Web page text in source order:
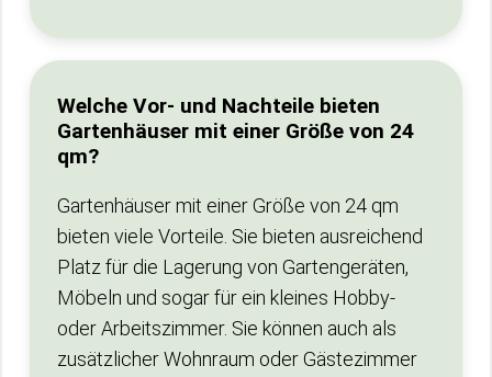
Welche Vor- und Nachteile bieten
Gartenhäuser mit einer Größe von 24
qm?
Gartenhäuser mit einer Größe von 24 qm
bieten viele Vorteile. Sie bieten ausreichend
Platz für die Lagerung von Gartengeräten,
Möbeln und sogar für ein kleines Hobby-
oder Arbeitszimmer. Sie können auch als
zusätzlicher Wohnraum oder Gästezimmer